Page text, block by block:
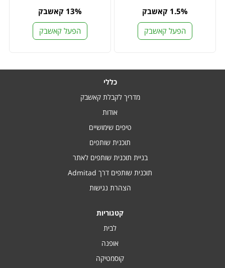
1.5% קאשבק
הפעל קאשבק
13% קאשבק
הפעל קאשבק
כללי
מדריך לקבלת קאשבק
אודות
טיפים שימושיים
תוכנית שותפים
בניית תוכנית שותפים לאתר
תוכנית שותפים דרך Admitad
הצהרת נגישות
קטגוריות
לבית
אופנה
קוסמטיקה